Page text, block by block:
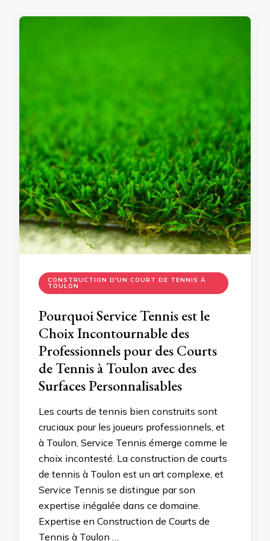
CONSTRUCTION D'UN COURT DE TENNIS À
TOULON
Pourquoi Service Tennis est le
Choix Incontournable des
Professionnels pour des Courts
de Tennis à Toulon avec des
Surfaces Personnalisables
Les courts de tennis bien construits sont
cruciaux pour les joueurs professionnels, et
à Toulon, Service Tennis émerge comme le
choix incontesté. La construction de courts
de tennis à Toulon est un art complexe, et
Service Tennis se distingue par son
expertise inégalée dans ce domaine.
Expertise en Construction de Courts de
Tennis à Toulon …